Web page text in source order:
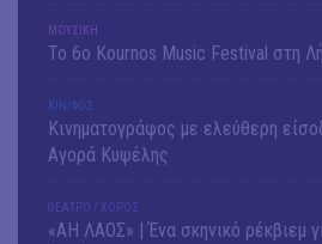
ΜΟΥΣΙΚΗ
Το 6ο Kournos Music Festival στη
ΚΙΝ/ΦΟΣ
Κινηματογράφος με ελεύθερη
Αγορά Κυψέλης
ΘΕΑΤΡΟ / ΧΟΡΟΣ
«ΑΗ ΛΑΟΣ» | Ένα σκηνικό ρέκβιεμ